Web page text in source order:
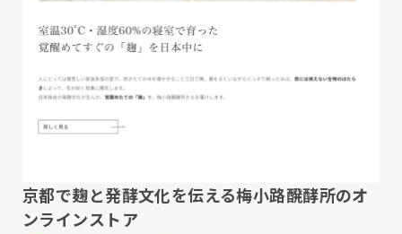
京都で麹と発酵文化を伝える梅小路醗酵所のオ
ンラインストア